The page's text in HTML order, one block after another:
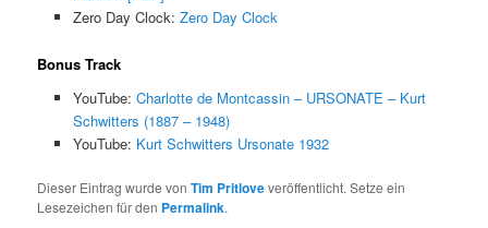
Zero Day Clock: Zero Day Clock
Bonus Track
YouTube: Charlotte de Montcassin – URSONATE – Kurt
Schwitters (1887 – 1948)
YouTube: Kurt Schwitters Ursonate 1932
Dieser Eintrag wurde vonTim Pritloveveröffentlicht. Setze ein
Lesezeichen für den Permalink.